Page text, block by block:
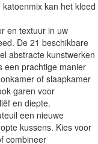
kan het kleed
en textuur in uw
De 21 beschikbare
abstracte kunstwerken
een prachtige manier
of slaapkamer
garen voor
en diepte.
een nieuwe
kussens. Kies voor
combineer